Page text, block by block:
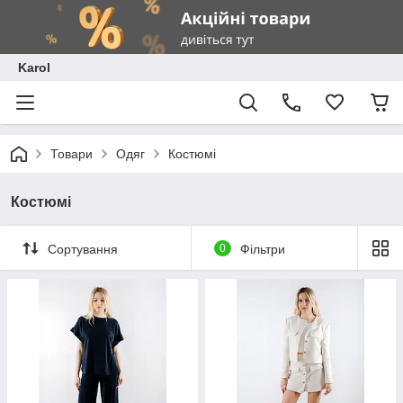
Karol
Товари Одяг Костюмі
Костюмі
Сортування 0 Фільтри